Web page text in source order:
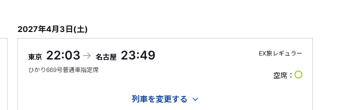
2027年4月3日(土)
東京 22:03 名古屋 23:49
ひかり669号普通車指定席
EX旅レギュラー
空席
列車を変更する